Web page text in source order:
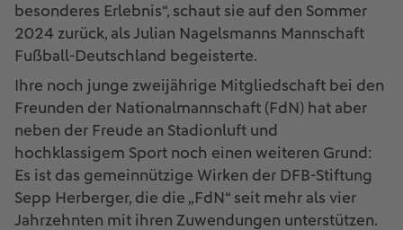
besonderes Erlebnis“, schaut sie auf den Sommer
2024 zurück, als Julian Nagelsmanns Mannschaft
Fußball-Deutschland begeisterte.
Ihre noch junge zweijährige Mitgliedschaft bei den
Freunden der Nationalmannschaft (FdN) hat aber
neben der Freude an Stadionluft und
hochklassigem Sport noch einen weiteren Grund:
Es ist das gemeinnützige Wirken der DFB-Stiftung
Sepp Herberger, die die „FdN“ seit mehr als vier
Jahrzehnten mit ihren Zuwendungen unterstützen.